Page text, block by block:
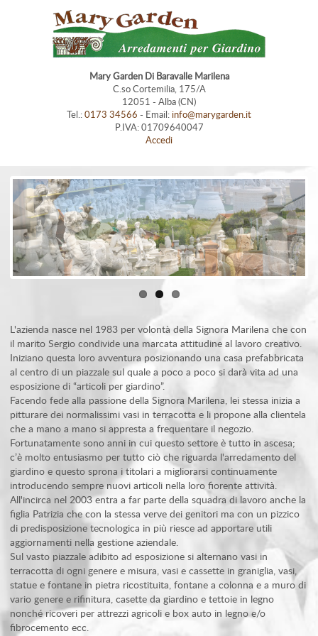
Mary Garden Di Baravalle Marilena
C.so Cortemilia, 175/A
12051 - Alba (CN)
Tel.:0173 34566 - Email:info@marygarden.it
P.IVA: 01709640047
Accedi
L'azienda nasce nel 1983 per volontà della Signora Marilena che con
il marito Sergio condivide una marcata attitudine al lavoro creativo.
Iniziano questa loro avventura posizionando una casa prefabbricata
al centro di un piazzale sul quale a poco a poco si darà vita ad una
esposizione di “articoli per giardino”.
Facendo fede alla passione della Signora Marilena, lei stessa inizia a
pitturare dei normalissimi vasi in terracotta e li propone alla clientela
che a mano a mano si appresta a frequentare il negozio.
Fortunatamente sono anni in cui questo settore è tutto in ascesa;
c’è molto entusiasmo per tutto ciò che riguarda l'arredamento del
giardino e questo sprona i titolari a migliorarsi continuamente
introducendo sempre nuovi articoli nella loro fiorente attività.
All'incirca nel 2003 entra a far parte della squadra di lavoro anche la
figlia Patrizia che con la stessa verve dei genitori ma con un pizzico
di predisposizione tecnologica in più riesce ad apportare utili
aggiornamenti nella gestione aziendale.
Sul vasto piazzale adibito ad esposizione si alternano vasi in
terracotta di ogni genere e misura, vasi e cassette in graniglia, vasi,
statue e fontane in pietra ricostituita, fontane a colonna e a muro di
vario genere e rifinitura, casette da giardino e tettoie in legno
nonché ricoveri per attrezzi agricoli e box auto in legno e/o
fibrocemento ecc.